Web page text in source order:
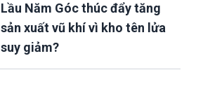
Lầu Năm Góc thúc đẩy tăng
sản xuất vũ khí vì kho tên lửa
suy giảm?